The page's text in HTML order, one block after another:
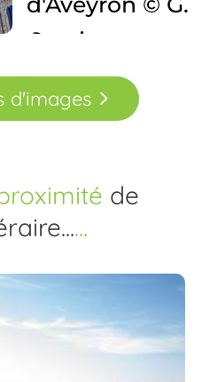
d'images
de